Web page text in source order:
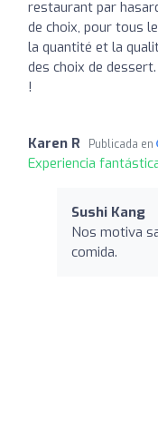
restaurant par
de choix, pour tous
la quantité et la
des choix de
!
Karen R Publicada en
Experiencia
Sushi Kang
Nos motiva
comida.